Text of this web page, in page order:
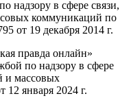
надзору в сфере связи,
коммуникаций по
от 19 декабря 2014 г.
правда онлайн»
по надзору в сфере
и массовых
января 2024 г.